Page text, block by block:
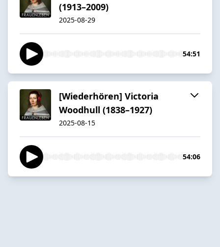
(1913–2009)
2025-08-29
54:51
[Wiederhören] Victoria
Woodhull (1838–1927)
2025-08-15
54:06